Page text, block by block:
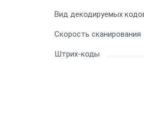
Вид декодируемых
Скорость сканирования
Штрих-коды